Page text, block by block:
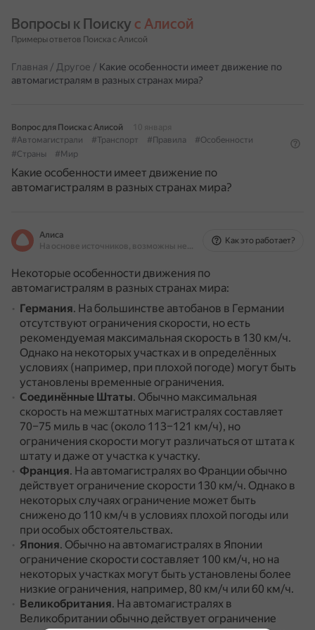
Вопросы к Поиску с Алисой
Примеры ответов Поиска с Алисой
Главная / Другое / Какие особенности имеет движение по
автомагистралям в разных странах мира?
Вопрос для Поиска с Алисой
10 января
#Автомагистрали
#Транспорт #Правила
#Особенности
#Страны
#Мир
Какие особенности имеет движение по
автомагистралям в разных странах мира?
Алиса
На основе источников, возможны неточности
Как это работает?
Некоторые особенности движения по
автомагистралям в разных странах мира:
Германия. На большинстве автобанов в Германии
отсутствуют ограничения скорости, но есть
рекомендуемая максимальная скорость в 130 км/ч.
Однако на некоторых участках и в определённых
условиях (например, при плохой погоде) могут быть
установлены временные ограничения.
Соединённые Штаты. Обычно максимальная
скорость на межштатных магистралях составляет
70–75 миль в час (около 113–121 км/ч), но
ограничения скорости могут различаться от штата к
штату и даже от участка к участку.
Франция. На автомагистралях во Франции обычно
действует ограничение скорости 130 км/ч. Однако в
некоторых случаях ограничение может быть
снижено до 110 км/ч в условиях плохой погоды или
при особых обстоятельствах.
Япония. Обычно на автомагистралях в Японии
ограничение скорости составляет 100 км/ч, но на
некоторых участках могут быть установлены более
низкие ограничения, например, 80 км/ч или 60 км/ч.
Великобритания. На автомагистралях в
Великобритании обычно действует ограничение